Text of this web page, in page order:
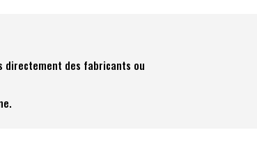
directement des fabricants ou